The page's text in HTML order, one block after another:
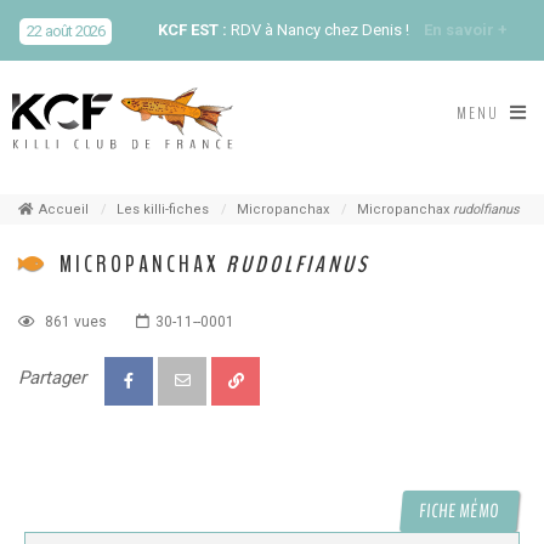
22 août 2026 KCF EST : RDV à Nancy chez Denis ! En savoir +
29 août 2026
KCF NORD : Réunion de Rentrée du KCF Nord En
savoir +
5-6 sep 2026
de la SKS 2026
KCF ÎLE DE FRANCE : Réunion KCF Ile de France
12 sep 2026
KCF ÎLE DE FRANCE :
de Septembre
CZKA RÉPUBLIQUE TCHÈQUE :Congrès de la
MENU
Accueil Les killi-fiches Micropanchax Micropanchax rudolfianus
MICROPANCHAX RUDOLFIANUS
861 vues 30-11--0001
Partager
FICHE MÉMO